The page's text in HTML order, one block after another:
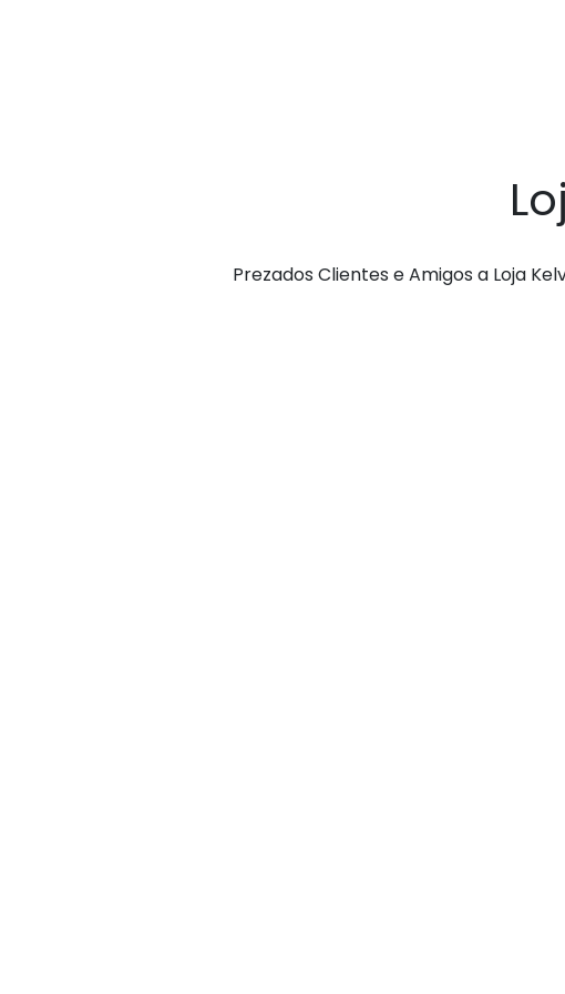
P rezados Clientes e Amigos a Loja